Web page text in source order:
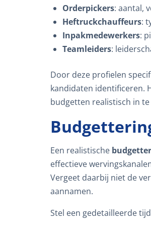
Orderpickers: aantal,
Heftruckchauffeurs:
Inpakmedewerkers:
Teamleiders:
Door deze profielen
kandidaten identificeren.
budgetten realistisch in
Een realistische
effectieve
Vergeet daarbij niet de
aannamen.
Stel een gedetailleerde